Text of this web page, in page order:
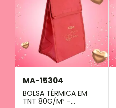
MA-15304
BOLSA TÉRMICA EM
TNT 80G/M² -